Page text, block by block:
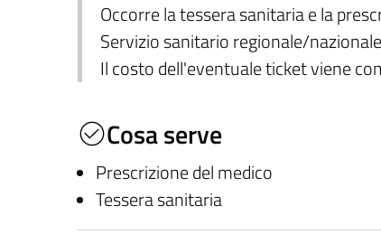
Occorre la tessera sanitaria e la
Servizio sanitario regionale/
Il costo dell'eventuale ticket viene
Cosa serve
Prescrizione del medico
Tessera sanitaria